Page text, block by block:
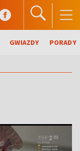
GWIAZDY PORADY